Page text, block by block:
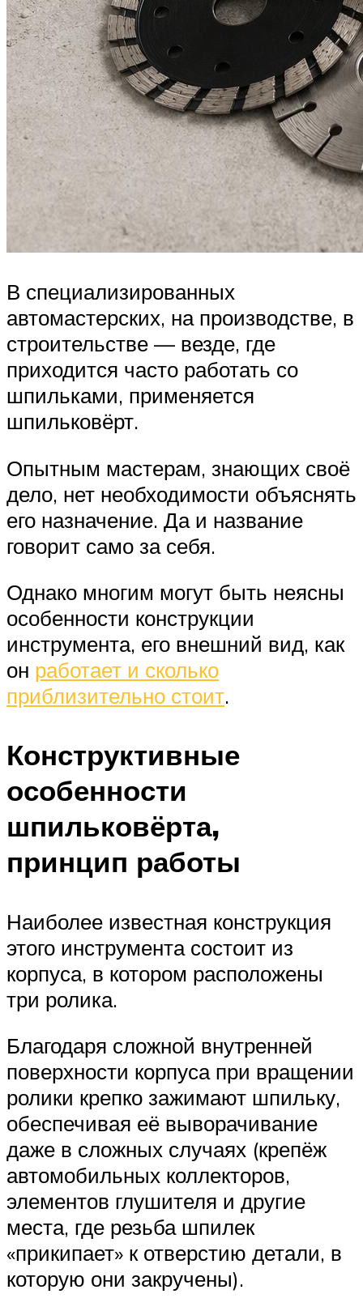
В специализированных
автомастерских, на производстве, в
строительстве — везде, где
приходится часто работать со
шпильками, применяется
шпильковёрт.
Опытным мастерам, знающих своё
дело, нет необходимости объяснять
его назначение. Да и название
говорит само за себя.
Однако многим могут быть неясны
особенности конструкции
инструмента, его внешний вид, как
он работает и сколько
приблизительно стоит.
Конструктивные
особенности
шпильковёрта,
принцип работы
Наиболее известная конструкция
этого инструмента состоит из
корпуса, в котором расположены
три ролика.
Благодаря сложной внутренней
поверхности корпуса при вращении
ролики крепко зажимают шпильку,
обеспечивая её выворачивание
даже в сложных случаях (крепёж
автомобильных коллекторов,
элементов глушителя и другие
места, где резьба шпилек
«прикипает» к отверстию детали, в
которую они закручены).